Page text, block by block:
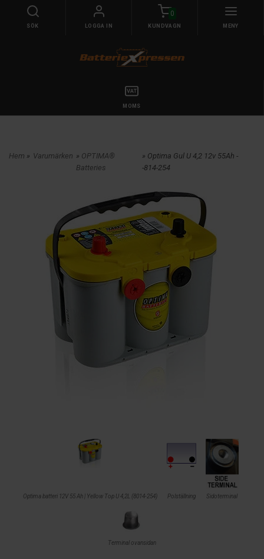
SÖK LOGGA IN
0
KUNDVAGN MENY
MOMS
Hem » Varumärken » OPTIMA®
Batteries
» Optima Gul U 4,2 12v 55Ah -
-814-254
Optima batteri 12V 55 Ah | Yellow Top U 4,2L (8014-254) Polställning Sidoterminal
Terminal ovansidan